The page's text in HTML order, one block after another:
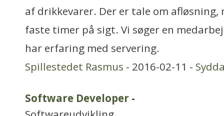
af drikkevarer. Der er tale om
faste timer på sigt. Vi søger en
har erfaring med servering.
Spillestedet Rasmus - 2016-02-11 -
Software Developer -